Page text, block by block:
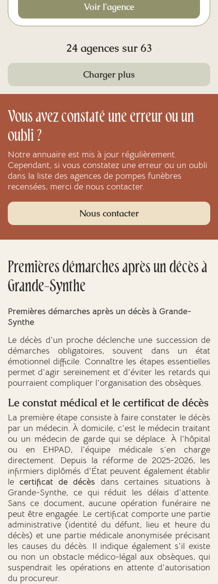
Voir l'agence
24 agences sur 63
Charger plus
Vous avez constaté une erreur ou un
oubli ?
Notre annuaire est mis à jour régulièrement.
Cependant, si vous constatez une erreur ou un oubli
dans la liste des agences de pompes funèbres
recensées, merci de nous contacter.
Nous contacter
Premières démarches après un décès à
Grande-Synthe
Premières démarches après un décès à Grande-
Synthe
Le décès d'un proche déclenche une succession de
démarches obligatoires, souvent dans un état
émotionnel difficile. Connaître les étapes essentielles
permet d'agir sereinement et d'éviter les retards qui
pourraient compliquer l'organisation des obsèques.
Le constat médical et le certificat de décès
La première étape consiste à faire constater le décès
par un médecin. À domicile, c'est le médecin traitant
ou un médecin de garde qui se déplace. À l'hôpital
ou en EHPAD, l'équipe médicale s'en charge
directement. Depuis la réforme de 2025-2026, les
infirmiers diplômés d'État peuvent également établir
lecertificat de décès dans certaines situations à
Grande-Synthe, ce qui réduit les délais d'attente.
Sans ce document, aucune opération funéraire ne
peut être engagée. Le certificat comporte une partie
administrative (identité du défunt, lieu et heure du
décès) et une partie médicale anonymisée précisant
les causes du décès. Il indique également s'il existe
ou non un obstacle médico-légal aux obsèques, qui
suspendrait les opérations en attente d'autorisation
du procureur.